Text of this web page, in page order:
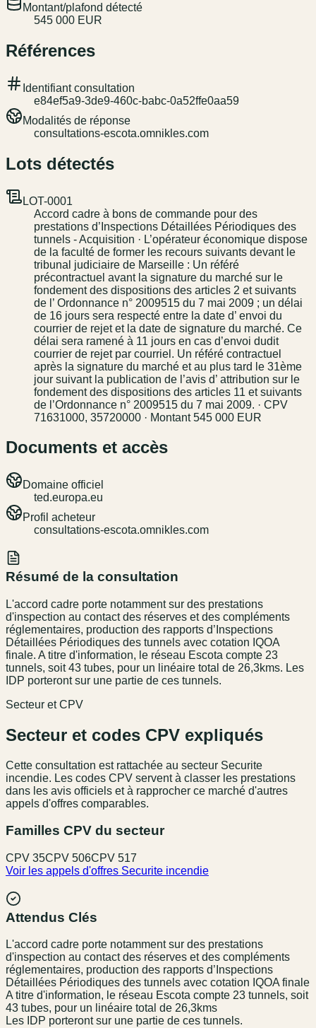
Montant/plafond détecté
545 000 EUR
Références
Identifiant consultation
e84ef5a9-3de9-460c-babc-0a52ffe0aa59
Modalités de réponse
consultations-escota.omnikles.com
Lots détectés
LOT-0001
Accord cadre à bons de commande pour des
prestations d’Inspections Détaillées Périodiques des
tunnels - Acquisition · L’opérateur économique dispose
de la faculté de former les recours suivants devant le
tribunal judiciaire de Marseille : Un référé
précontractuel avant la signature du marché sur le
fondement des dispositions des articles 2 et suivants
de l’ Ordonnance n° 2009515 du 7 mai 2009 ; un délai
de 16 jours sera respecté entre la date d’ envoi du
courrier de rejet et la date de signature du marché. Ce
délai sera ramené à 11 jours en cas d’envoi dudit
courrier de rejet par courriel. Un référé contractuel
après la signature du marché et au plus tard le 31ème
jour suivant la publication de l’avis d’ attribution sur le
fondement des dispositions des articles 11 et suivants
de l’Ordonnance n° 2009515 du 7 mai 2009. · CPV
71631000, 35720000 · Montant 545 000 EUR
Documents et accès
Domaine officiel
ted.europa.eu
Profil acheteur
consultations-escota.omnikles.com
Résumé de la consultation
L'accord cadre porte notamment sur des prestations
d'inspection au contact des réserves et des compléments
réglementaires, production des rapports d’Inspections
Détaillées Périodiques des tunnels avec cotation IQOA
finale. A titre d'information, le réseau Escota compte 23
tunnels, soit 43 tubes, pour un linéaire total de 26,3kms. Les
IDP porteront sur une partie de ces tunnels.
Secteur et CPV
Secteur et codes CPV expliqués
Cette consultation est rattachée au secteur Securite
incendie. Les codes CPV servent à classer les prestations
dans les avis officiels et à rapprocher ce marché d'autres
appels d'offres comparables.
Familles CPV du secteur
CPV 35CPV 506CPV 517
Voir les appels d'offres Securite incendie
Attendus Clés
L'accord cadre porte notamment sur des prestations
d'inspection au contact des réserves et des compléments
réglementaires, production des rapports d’Inspections
Détaillées Périodiques des tunnels avec cotation IQOA finale
A titre d'information, le réseau Escota compte 23 tunnels, soit
43 tubes, pour un linéaire total de 26,3kms
Les IDP porteront sur une partie de ces tunnels.